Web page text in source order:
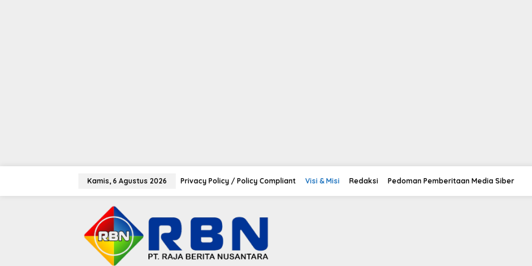
Kamis, 6 Agustus 2026 Privacy Policy / Policy Compliant Visi & Misi Redaksi Pedoman Pemberitaan Media Siber